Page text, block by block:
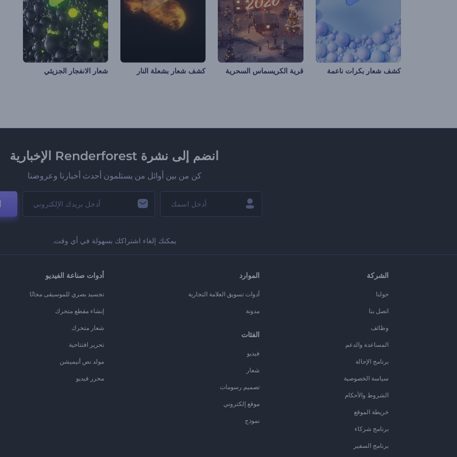
كشف شعار بكرات ناعمة قرية الكريسماس السحرية كشف شعار بشعلة النار شعار الانفجار الجزيئي
انضم إلى نشرة Renderforest الإخبارية
كن من بين أوائل من يستلمون أحدث أخبارنا وعروضنا
يمكنك إلغاء اشتراكك بسهولة في أي وقت.
الشركة
حولنا
اتصل بنا
وظائف
المساعدة والدعم
برنامج الإحالة
سياسة الخصوصية
الشروط والأحكام
خريطة الموقع
برنامج شركاء
برنامج السفير
الموارد
أدوات تسويق العلامة التجارية
مدونة
الفئات
فيديو
شعار
تصميم رسومات
موقع إلكتروني
نموذج
أدوات صناعة الفيديو
تجسيد بصري للموسيقى مجانًا
إنشاء مقطع متحرك
شعار متحرك
تحرير افتتاحية
مولد نص أنيميشن
محرر فيديو